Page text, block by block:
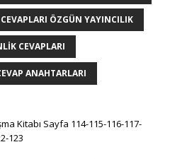
ÖZGÜN YAYINCILIK
CEVAPLARI
ANAHTARLARI
Kitabı Sayfa 114-115-116-117-
123